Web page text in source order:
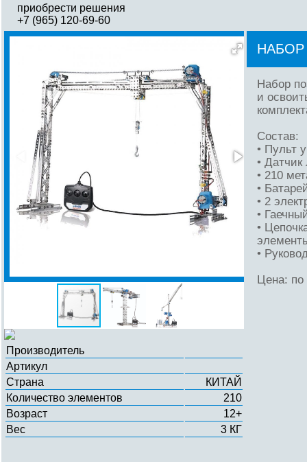
приобрести решения
+7 (965) 120-69-60
Производитель
Артикул
Страна
КИТАЙ
Количество элементов
210
Возраст
12+
Вес
3 КГ
Набор
и
Состав:
• Пульт
• Датчик
• 210
•
• 2
•
•
•
Цена: по